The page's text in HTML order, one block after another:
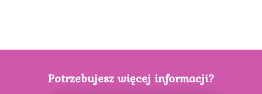
Potrzebujesz więcej informacji?